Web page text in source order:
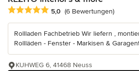
Durchschnittliche Bewertung: 5 von 5
5,0 (6 Bewertungen)
Rollladen Fachbetrieb Wir liefern ,
Rollläden - Fenster - Markisen &
KUHWEG 6, 41468 Neuss